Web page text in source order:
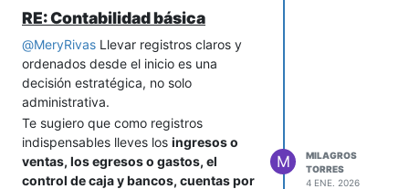
mide resultados con indicadores
simples.
Una empresa sana no depende de la
presencia constante del fundador, sino
de un sistema quecombina
autonomía, confianza y control
inteligente.
RE: Contabilidad básica
@MeryRivas Llevar registros claros y
ordenados desde el inicio es una
decisión estratégica, no solo
administrativa.
Te sugiero que como registros
indispensables lleves los ingresos o
ventas, los egresos o gastos, el
control de caja y bancos, cuentas por
M
MILAGROS
TORRES
4 ENE. 2026